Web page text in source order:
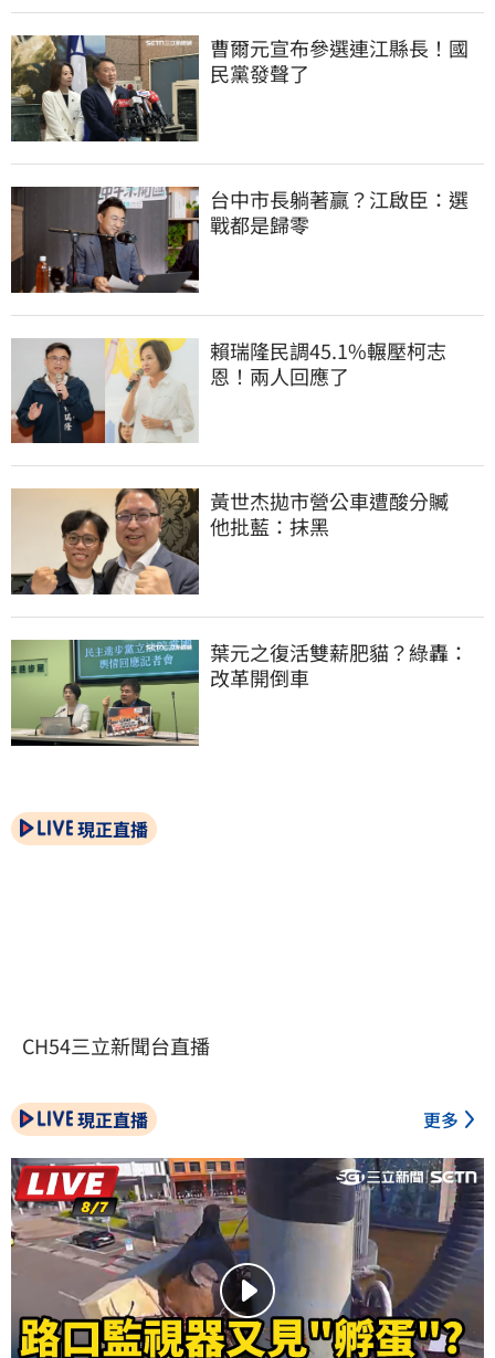
曹爾元宣布參選連江縣長！國
民黨發聲了
台中市長躺著贏？江啟臣：選
戰都是歸零
賴瑞隆民調45.1%輾壓柯志
恩！兩人回應了
黃世杰拋市營公車遭酸分贓
他批藍：抹黑
葉元之復活雙薪肥貓？綠轟：
改革開倒車
現正直播
CH54三立新聞台直播
現正直播 更多